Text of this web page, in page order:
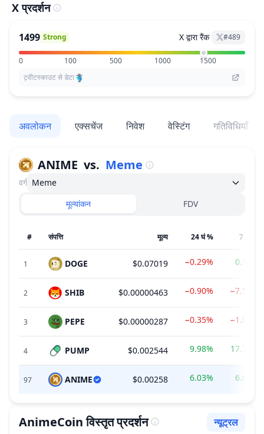
X प्रदर्शन
1499 Strong X द्वारा रैंक #489
0 100 500 1000
1500
ट्वीटस्काउट से डेटा
अवलोकन एक्सचेंज निवेश वेस्टिंग गतिविधियाँ
ANIME vs. Meme
वर्ग Meme
मूल्यांकन
FDV
# संपत्ति मूल्य 24 घं % 7 दी %
1 DOGE $0.07019 −0.29% 0.18%
2 SHIB $0.00000463 −0.90% −7.56%
3 PEPE $0.00000287 −0.35% −1.04%
4 PUMP $0.002544 9.98% 17.72%
97 ANIME $0.00258 6.03% 6.68%
AnimeCoin विस्तृत प्रदर्शन भावना
न्यूट्रल